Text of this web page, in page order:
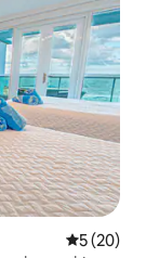
5 ud af 5 i
5 (20)